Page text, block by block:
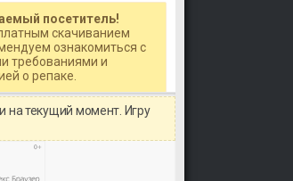
посетитель!
скачиванием
ознакомиться с
требованиями и
о репаке.
на текущий момент. Игру